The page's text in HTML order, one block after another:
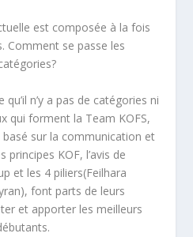
est composée à la fois
Comment se passe les
n’y a pas de catégories ni
qui forment la Team KOFS,
sur la communication et
principes KOF, l’avis de
et les 4 piliers(Feilhara
font parts de leurs
et apporter les meilleurs